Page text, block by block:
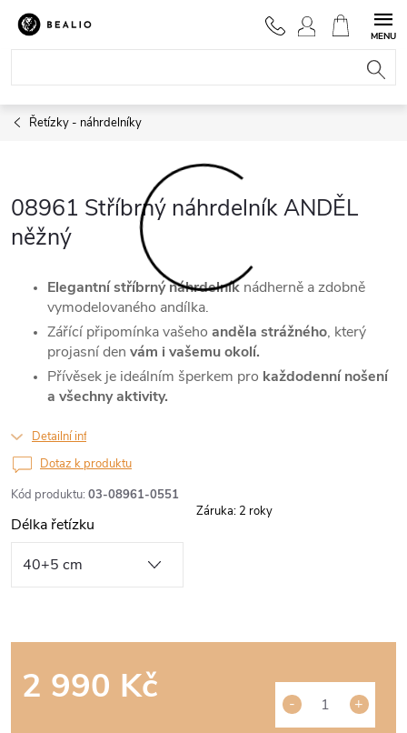
Přejít
obsah
NÁKUPNÍ
KOŠÍK
Řetízky - náhrdelníky
08961 Stříbrný náhrdelník ANDĚL
něžný
Kód produktu: 03-08961-0551
Elegantní stříbrný náhrdelník nádherně a zdobně
vymodelovaného andílka.
Zářící připomínka vašeho anděla strážného, který
projasní den vám i vašemu okolí.
Přívěsek je ideálním šperkem pro každodenní nošení
a všechny aktivity.
Detailní informace
Délka řetízku
2 990 Kč
Dotaz k produktu
Záruka: 2 roky